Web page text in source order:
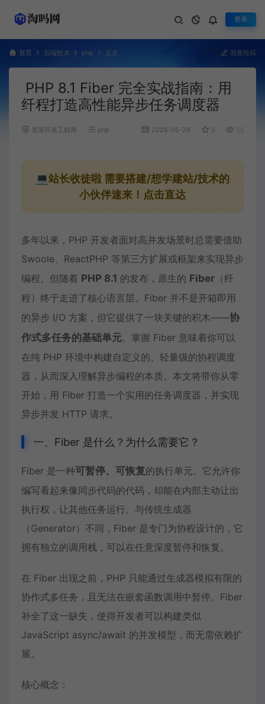
登录
首页 后端技术 php 正文 我要投稿
PHP 8.1 Fiber 完全实战指南：用
纤程打造高性能异步任务调度器
资深开发工程师 php 2026-05-29 0 1,062
💻站长收徒啦 需要搭建/想学建站/技术的
小伙伴速来！点击直达
多年以来，PHP 开发者面对高并发场景时总需要借助
Swoole、ReactPHP 等第三方扩展或框架来实现异步
编程。但随着 PHP 8.1 的发布，原生的 Fiber （纤
程）终于走进了核心语言层。Fiber 并不是开箱即用
的异步 I/O 方案，但它提供了一块关键的积木——协
作式多任务的基础单元。掌握 Fiber 意味着你可以
在纯 PHP 环境中构建自定义的、轻量级的协程调度
器，从而深入理解异步编程的本质。本文将带你从零
开始，用 Fiber 打造一个实用的任务调度器，并实现
异步并发 HTTP 请求。
一、Fiber 是什么？为什么需要它？
Fiber 是一种可暂停、可恢复的执行单元。它允许你
编写看起来像同步代码的代码，却能在内部主动让出
执行权，让其他任务运行。与传统生成器
（Generator）不同，Fiber 是专门为协程设计的，它
拥有独立的调用栈，可以在任意深度暂停和恢复。
在 Fiber 出现之前，PHP 只能通过生成器模拟有限的
协作式多任务，且无法在嵌套函数调用中暂停。Fiber
补全了这一缺失，使得开发者可以构建类似
JavaScript async/await 的并发模型，而无需依赖扩
展。
核心概念：